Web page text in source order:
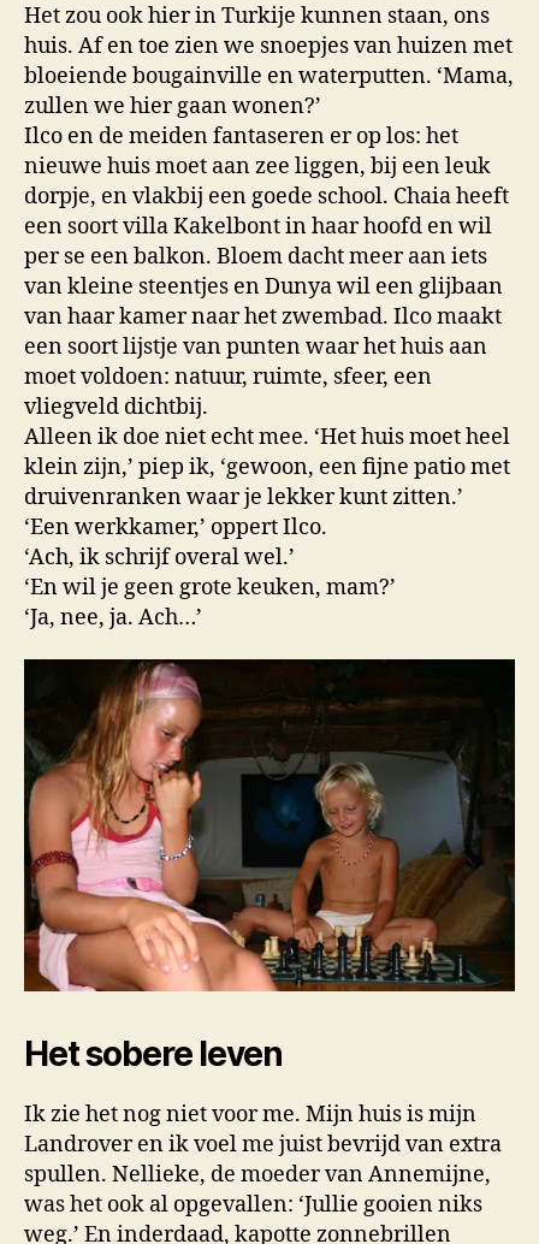
Het zou ook hier in Turkije kunnen staan, ons
huis. Af en toe zien we snoepjes van huizen met
bloeiende bougainville en waterputten. ‘Mama,
zullen we hier gaan wonen?’
Ilco en de meiden fantaseren er op los: het
nieuwe huis moet aan zee liggen, bij een leuk
dorpje, en vlakbij een goede school. Chaia heeft
een soort villa Kakelbont in haar hoofd en wil
per se een balkon. Bloem dacht meer aan iets
van kleine steentjes en Dunya wil een glijbaan
van haar kamer naar het zwembad. Ilco maakt
een soort lijstje van punten waar het huis aan
moet voldoen: natuur, ruimte, sfeer, een
vliegveld dichtbij.
Alleen ik doe niet echt mee. ‘Het huis moet heel
klein zijn,’ piep ik, ‘gewoon, een fijne patio met
druivenranken waar je lekker kunt zitten.’
‘Een werkkamer,’ oppert Ilco.
‘Ach, ik schrijf overal wel.’
‘En wil je geen grote keuken, mam?’
‘Ja, nee, ja. Ach…’
Het sobere leven
Ik zie het nog niet voor me. Mijn huis is mijn
Landrover en ik voel me juist bevrijd van extra
spullen. Nellieke, de moeder van Annemijne,
was het ook al opgevallen: ‘Jullie gooien niks
weg.’ En inderdaad, kapotte zonnebrillen